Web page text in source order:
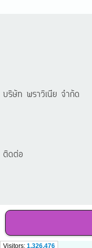
บริษัท พราวิเนีย จำกัด
ติดต่อ
Visitors: 1,326,476